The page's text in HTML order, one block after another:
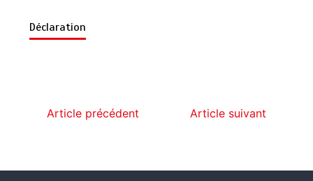
Déclaration
Article précédent Article suivant